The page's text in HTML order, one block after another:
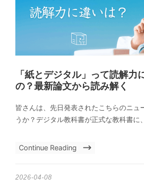
「紙とデジタル」って読解力
の？最新論文から読み解く
皆さんは、先日発表されたこちらのニュ
うか？デジタル教科書が正式な教科書に
Continue Reading
2026-04-08